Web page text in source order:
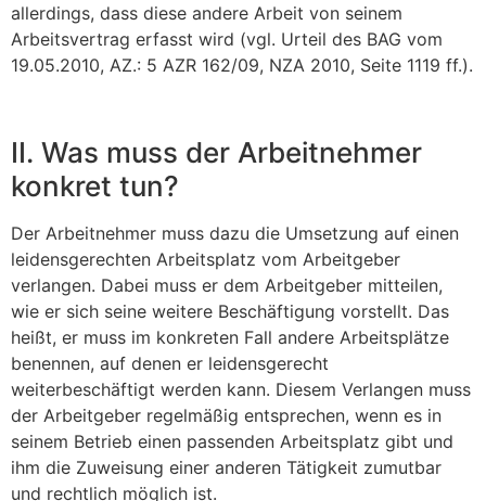
allerdings, dass diese andere Arbeit von seinem
Arbeitsvertrag erfasst wird (vgl. Urteil des BAG vom
19.05.2010, AZ.: 5 AZR 162/09, NZA 2010, Seite 1119 ff.).
II. Was muss der Arbeitnehmer
konkret tun?
Der Arbeitnehmer muss dazu die Umsetzung auf einen
leidensgerechten Arbeitsplatz vom Arbeitgeber
verlangen. Dabei muss er dem Arbeitgeber mitteilen,
wie er sich seine weitere Beschäftigung vorstellt. Das
heißt, er muss im konkreten Fall andere Arbeitsplätze
benennen, auf denen er leidensgerecht
weiterbeschäftigt werden kann. Diesem Ver­langen muss
der Arbeitgeber regelmäßig entsprechen, wenn es in
seinem Betrieb einen passenden Arbeitsplatz gibt und
ihm die Zuweisung einer anderen Tätigkeit zumutbar
und rechtlich möglich ist.